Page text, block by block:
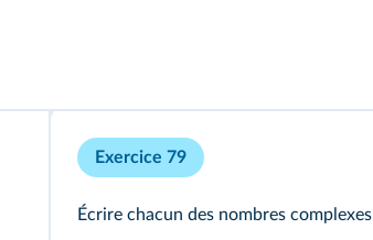
Exercice 79
Écrire chacun des nombres